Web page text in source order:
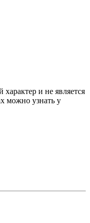
и не является
можно узнать у